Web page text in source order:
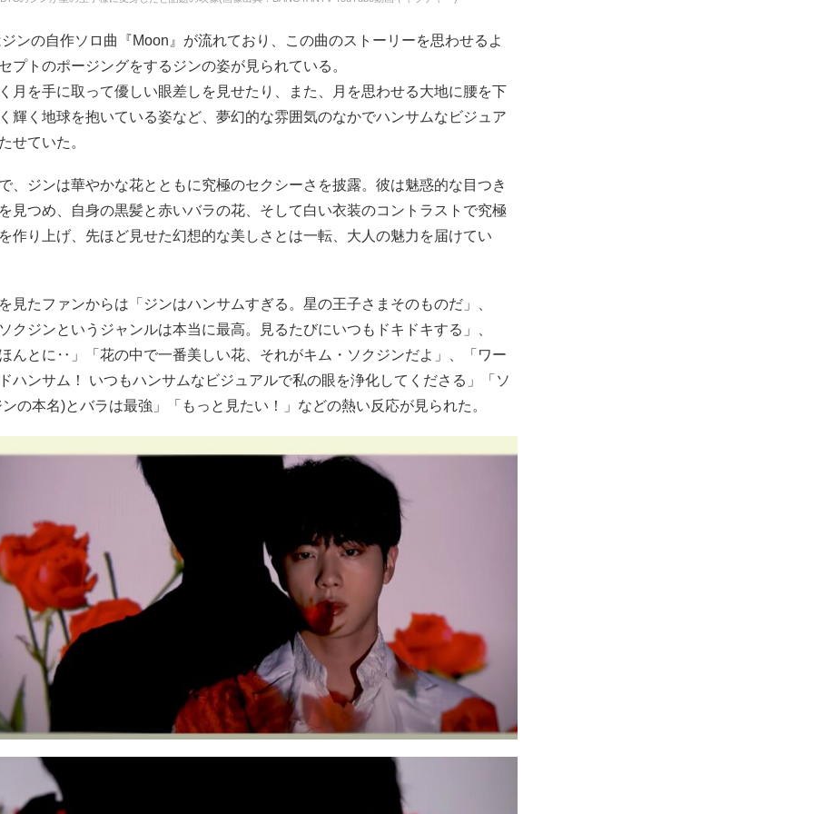
ンの自作ソロ曲『Moon』が流れており、この曲のストーリーを思わせるよ
プトのポージングをするジンの姿が見られている。
月を手に取って優しい眼差しを見せたり、また、月を思わせる大地に腰を下
輝く地球を抱いている姿など、夢幻的な雰囲気のなかでハンサムなビジュア
せていた。
、ジンは華やかな花とともに究極のセクシーさを披露。彼は魅惑的な目つき
見つめ、自身の黒髪と赤いバラの花、そして白い衣装のコントラストで究極
作り上げ、先ほど見せた幻想的な美しさとは一転、大人の魅力を届けてい
見たファンからは「ジンはハンサムすぎる。星の王子さまそのものだ」、
ソクジンというジャンルは本当に最高。見るたびにいつもドキドキする」、
ほんとに‥」「花の中で一番美しい花、それがキム・ソクジンだよ」、「ワー
ハンサム！ いつもハンサムなビジュアルで私の眼を浄化してくださる」「ソ
の本名)とバラは最強」「もっと見たい！」などの熱い反応が見られた。